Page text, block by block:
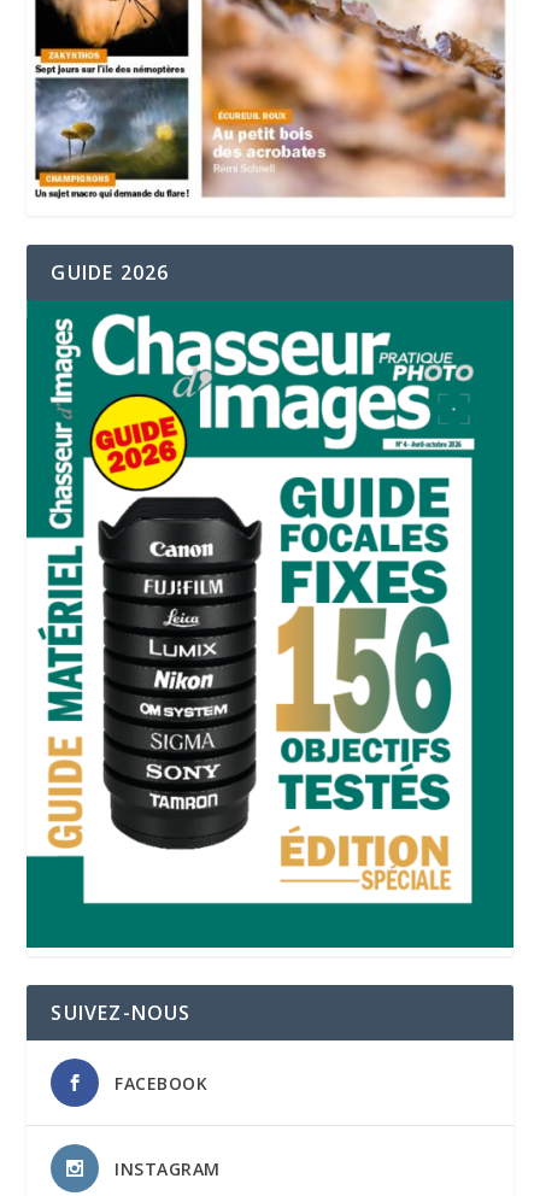
GUIDE 2026
SUIVEZ-NOUS
FACEBOOK
INSTAGRAM